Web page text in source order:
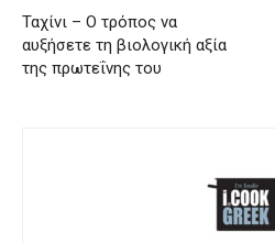
Ταχίνι – Ο τρόπος να
αυξήσετε τη βιολογική αξία
της πρωτεΐνης του